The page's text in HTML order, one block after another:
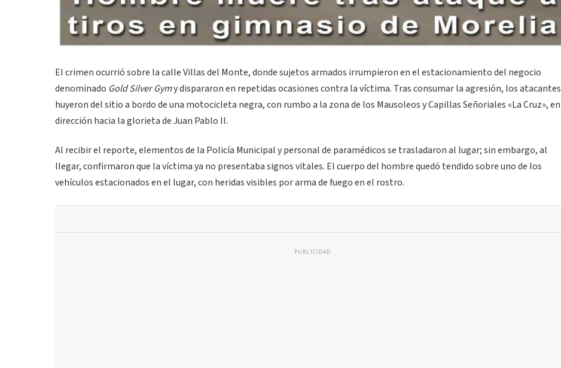
El crimen ocurrió sobre la calle Villas del Monte, donde sujetos armados irrumpieron en el estacionamiento del negocio
denominado Gold Silver Gymy dispararon en repetidas ocasiones contra la víctima. Tras consumar la agresión, los atacantes
huyeron del sitio a bordo de una motocicleta negra, con rumbo a la zona de los Mausoleos y Capillas Señoriales «La Cruz», en
dirección hacia la glorieta de Juan Pablo II.
Al recibir el reporte, elementos de la Policía Municipal y personal de paramédicos se trasladaron al lugar; sin embargo, al
llegar, confirmaron que la víctima ya no presentaba signos vitales. El cuerpo del hombre quedó tendido sobre uno de los
vehículos estacionados en el lugar, con heridas visibles por arma de fuego en el rostro.
PUBLICIDAD